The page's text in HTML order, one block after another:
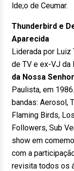
lde;o de Ceumar.
Thunderbird e
Aparecida
Liderada por Luiz
de TV e ex-VJ da
da Nossa
Paulista, em
bandas: Aerosol,
Flaming Birds,
Followers, Sub
show em
com a
revisita todos os